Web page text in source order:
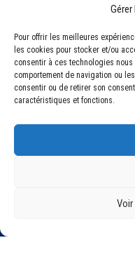
Pour offrir les meilleures
les cookies pour stocker et/ou
consentir à ces technologies
comportement de navigation ou
consentir ou de retirer son
caractéristiques et fonctions.
Voir
Association
84,
CS 80221 -